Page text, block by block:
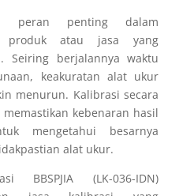
peran penting dalam
produk atau jasa yang
Seiring berjalannya waktu
keakuratan alat ukur
menurun. Kalibrasi secara
kebenaran hasil
mengetahui besarnya
alat ukur.
BBSPJIA (LK-036-IDN)